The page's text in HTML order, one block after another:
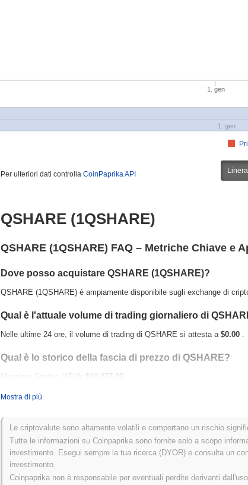
1. gen
1. gen
Per ulteriori dati controlla CoinPaprika API
QSHARE (1QSHARE)
QSHARE (1QSHARE) FAQ – Metriche Chiave e
Dove posso acquistare QSHARE (1QSHARE)?
QSHARE (1QSHARE) è ampiamente disponibile sugli exchange di
Qual è l'attuale volume di trading giornaliero di
Nelle ultime 24 ore, il volume di trading di QSHARE si attesta a $0.00 .
Qual è lo storico della fascia di prezzo di QSHARE?
Massimo Storico (ATH):
$10,277.02
Come si sta comportando QSHARE rispetto al
Negli ultimi 7 giorni, QSHARE ha guadagnato 0.00%, sottoperformando
del1.04%. Ciò indica un ritardo temporaneo nell'azione del prezzo di
Mostra di più
Le criptovalute sono altamente volatili e comportano un rischio
Tutte le informazioni su Coinpaprika sono fornite solo a scopo
investimento. Esegui sempre la tua ricerca (DYOR) e consulta un
investimento.
Coinpaprika non è responsabile per eventuali perdite derivanti